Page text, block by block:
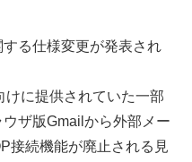
る仕様変更が発表され
に提供されていた一部
ザ版Gmailから外部メー
接続機能が廃止される見